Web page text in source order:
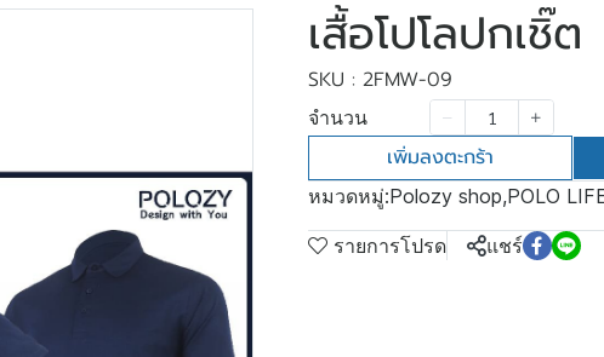
เสื้อโปโลปกเชิ๊ต
SKU : 2FMW-09
จำนวน
เพิ่มลงตะกร้า
หมวดหมู่:Polozy shop,POLO
รายการโปรด แชร์